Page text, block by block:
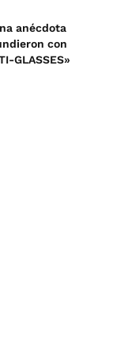
anécdota
con
GLASSES»